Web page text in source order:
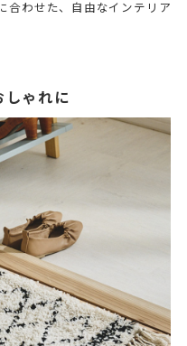
合わせた、自由なインテリア
しゃれに